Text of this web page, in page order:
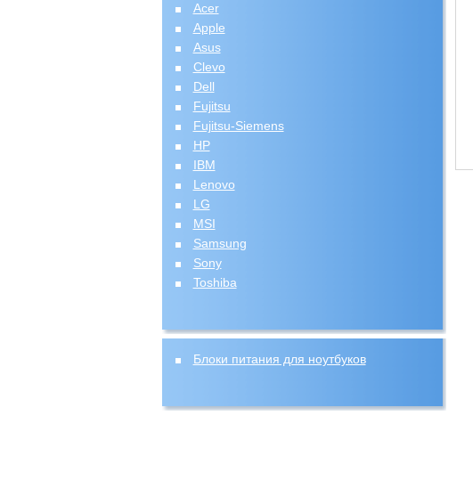
Acer
Apple
Asus
Clevo
Dell
Fujitsu
Fujitsu-Siemens
HP
IBM
Lenovo
LG
MSI
Samsung
Sony
Toshiba
Блоки питания для ноутбуков